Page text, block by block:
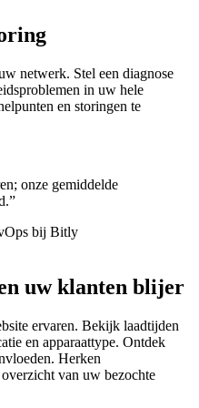
netwerk. Stel een diagnose
in uw hele
en storingen te
onze gemiddelde
bij Bitly
uw klanten blijer
ervaren. Bekijk laadtijden
en apparaattype. Ontdek
Herken
van uw bezochte